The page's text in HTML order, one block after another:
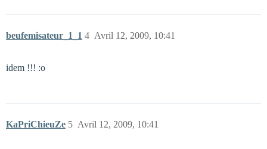
beufemisateur_1_1 Avril 12, 2009, 10:41
4
idem !!! :o
KaPriChieuZe Avril 12, 2009, 10:41
5